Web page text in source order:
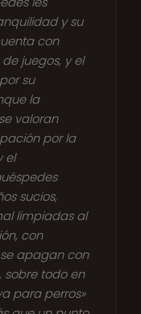
y su
con
juegos, y el
su
la
valoran
por la
el
sucios,
limpiadas al
con
apagan con
sobre todo en
para perros»